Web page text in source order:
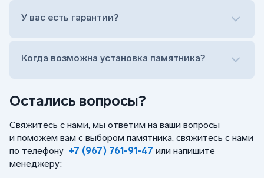
Остались вопросы?
Свяжитесь с нами, мы ответим на ваши вопросы
и поможем вам с выбором памятника, свяжитесь с нами
по телефону +7 (967) 761-91-47 или напишите
менеджеру:
Оформить заказ удаленно (online)
Заказать бесплатный выезд менеджера на дом
У вас есть гарантии?
Когда возможна установка памятника?